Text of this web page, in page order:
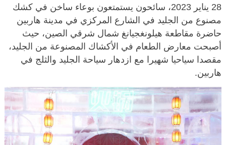
28 يناير 2023، سائحون يستمتعون بوعاء ساخن في كشك
مصنوع من الجليد في الشارع المركزي في مدينة هاربين
حاضرة مقاطعة هيلونغجيانغ شمال شرقي الصين، حيث
أصبحت معارض الطعام في الأكشاك المصنوعة من الجليد،
مقصدا سياحيا شهيرا مع ازدهار سياحة الجليد والثلج في
هاربين.